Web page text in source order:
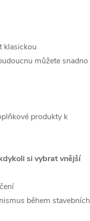
klasickou
můžete snadno
produkty k
si vybrat vnější
během stavebních